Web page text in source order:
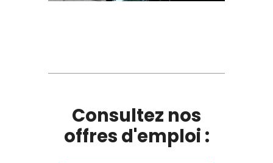
Consultez nos
offres d'emploi :